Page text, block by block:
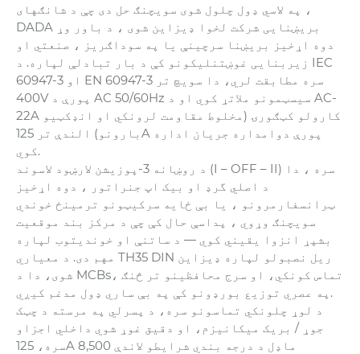
، په لاسي ډول چلول شوی سویچنګ حل دی چې د شانګهای
DADA بریښنایی شرکت لخوا ډیزاین شوی ، د باور وړ
دوه اړخیز بریښنا سرچینې یا په سوداګریز ، صنعتي او
زیربنایی غوښتنلیکونو کې د بار تبادلې لپاره. د IEC
60947-3 او EN 60947-3 سره مطابقت لري، دا سویچ تر
400V پورې د AC 50/60Hz سیسټمونو ملاتړ کوي او د AC-
22A کارولو کټګورۍ (مخلوط مقاومت لرونکي او انډکټیو
بارونو) الندې تر 125A پورې دوامداره جریان اداره
کوي.
د روښانه 3-پوزیشن لارښود لاسوند (I – OFF – II) سره ، دا
د اصلي گرډ او بیک اپ جنراتور ، دوه اړخیز
ټرانسفارمرونو ، یا بې ځایه سرکیټونو ترمینځ خوندي
سویچنګ وړوي ، پداسې حال کې چې د مرکز بند موقعیت
بشپړ انزوا یقیني کوي — د ساتنې او خوندیتوب لپاره
مهم دی. د معیاري TH35 DIN ریل نصبولو لپاره ډیزاین
شوی، دا د MCBs، تماس کونکي، او سرج محافظینو تر څنګ
په عصري توزیع بورډونو کې په بې ساري ډول مدغم کیږي.
د لوړ چلونکي تماسونو سره، د پسرلي په مرسته د چټک
جوړ / بریک میکانیزم، او دقیق غوړ شوي داخلي اجزاو
سره، 125A ماډل د درجه بندي شرایطو لاندې 8,500